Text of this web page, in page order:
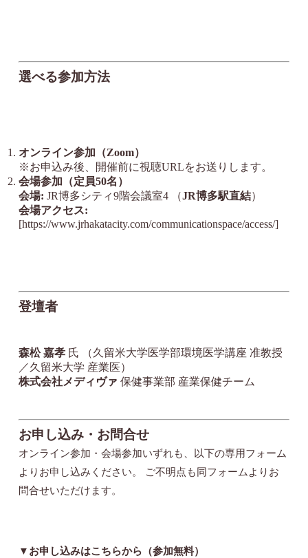
選べる参加方法
オンライン参加（Zoom）
※お申込み後、開催前に視聴URLをお送りします。
会場参加（定員50名）
会場: JR博多シティ9階会議室4 （JR博多駅直結）
会場アクセス:
[https://www.jrhakatacity.com/communicationspace/access/]
登壇者
森松 嘉孝 氏 （久留米大学医学部環境医学講座 准教授
／久留米大学 産業医）
株式会社メディヴァ 保健事業部 産業保健チーム
お申し込み・お問合せ
オンライン参加・会場参加いずれも、以下の専用フォーム
よりお申し込みください。 ご不明点も同フォームよりお
問合せいただけます。
▼お申し込みはこちらから（参加無料）